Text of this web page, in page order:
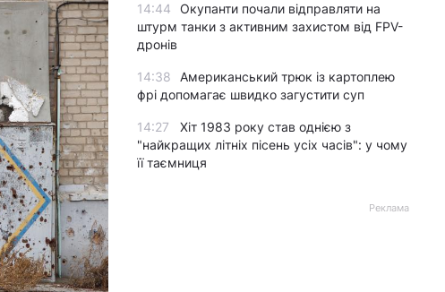
14:44
Окупанти почали відправляти на
штурм танки з активним захистом від FPV-
дронів
14:38
Американський трюк із картоплею
фрі допомагає швидко загустити суп
14:27
Хіт 1983 року став однією з
"найкращих літніх пісень усіх часів": у чому
її таємниця
Реклама